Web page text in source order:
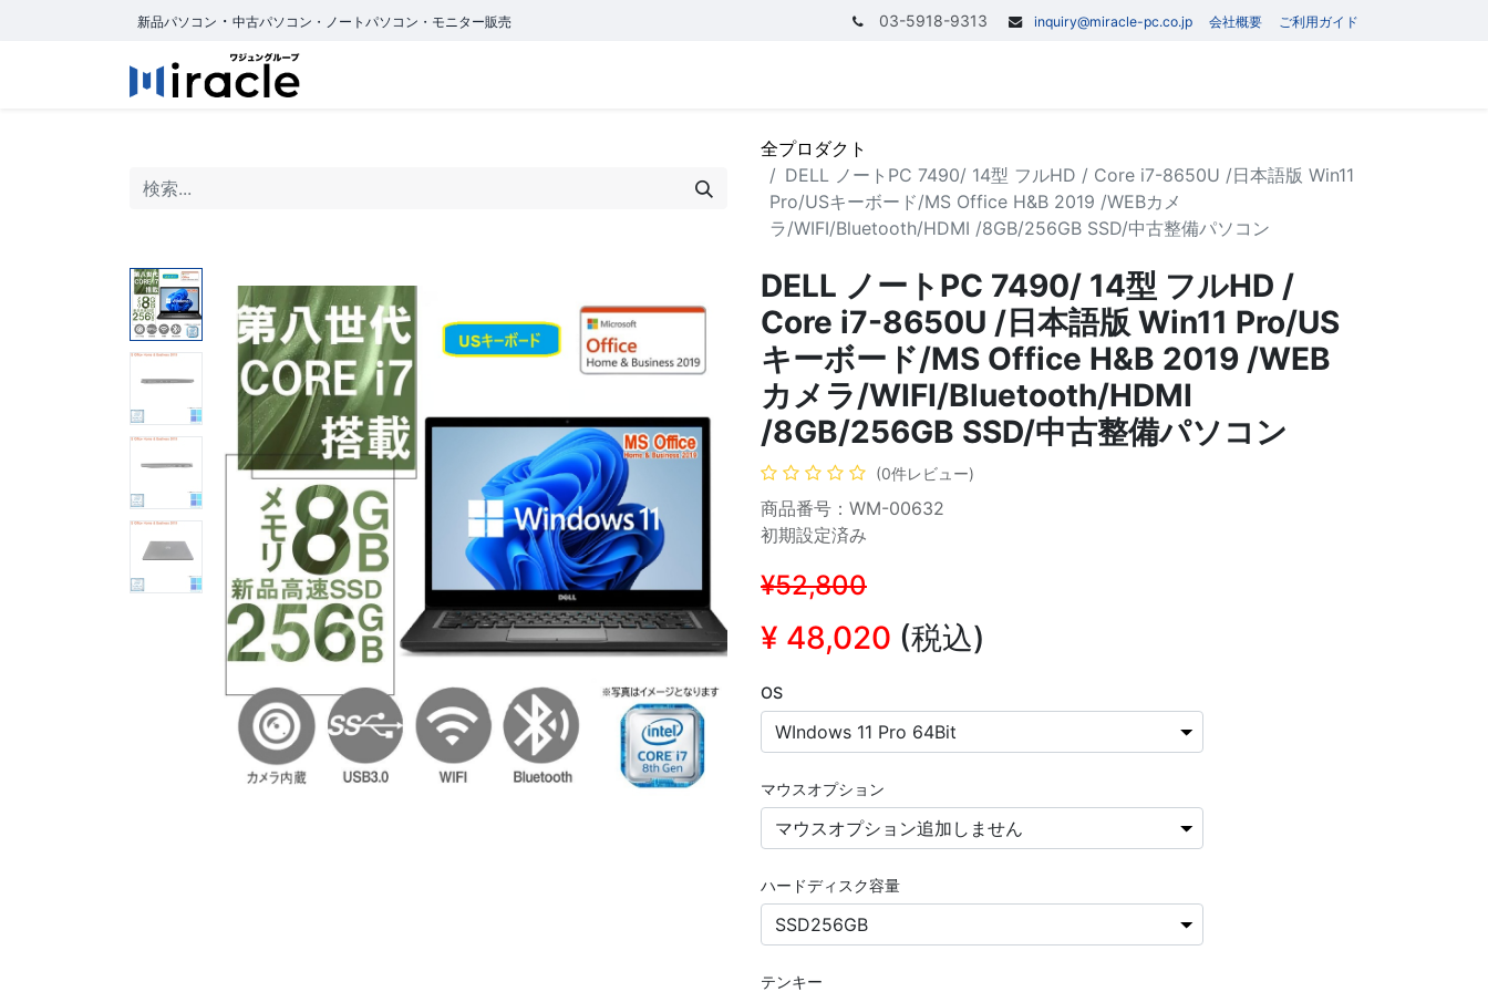
新品パソコン ・ 中古パソコン・ノートパソコン・モニター販売 03-5918-9313 inquiry@miracle-pc.co.jp 会社概要 ご利用ガイド
全プロダクト
DELL ノートPC 7490/ 14型 フルHD / Core i7-8650U /日本語版 Win11
Pro/USキーボード/MS Office H&B 2019 /WEBカメ
ラ/WIFI/Bluetooth/HDMI /8GB/256GB SSD/中古整備パソコン
DELL ノートPC 7490/ 14型 フルHD /
Core i7-8650U /日本語版 Win11 Pro/US
キーボード/MS Office H&B 2019 /WEB
カメラ/WIFI/Bluetooth/HDMI
/8GB/256GB SSD/中古整備パソコン
(0件レビュー)
商品番号：WM-00632
初期設定済み
¥52,800
¥ 48,020 (税込)
OS
マウスオプション
ハードディスク容量
テンキー